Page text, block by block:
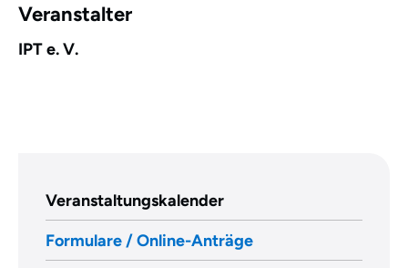
Veranstalter
IPT e. V.
Veranstaltungskalender
Formulare / Online-Anträge